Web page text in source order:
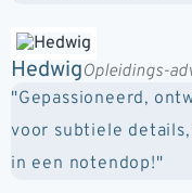
HedwigOpleidings-
"Gepassioneerd,
voor subtiele
in een notendop!"